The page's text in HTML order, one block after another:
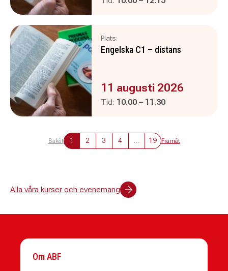
Plats:
Engelska C1 – distans
Evenemanget är :
11 augusti 2026
Tid: Pågår mellan
10.00 – och
11.30
Bakåt 1 2 3 4 19 Framåt
Alla våra kurser och evenemang
Om ABF